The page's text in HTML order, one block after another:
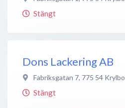
Stängt
Dons Lackering AB
Fabriksgatan 7, 775 54 Krylbo
Stängt